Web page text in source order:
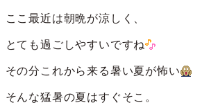
ここ最近は朝晩が涼しく、
とても過ごしやすいですね
その分これから来る暑い夏が怖い
そんな猛暑の夏はすぐそこ。